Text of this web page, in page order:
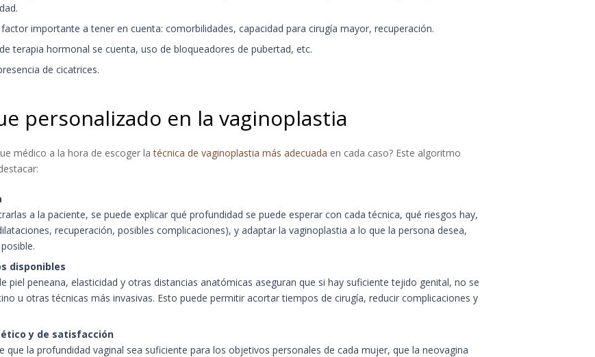
importante a tener en cuenta: comorbilidades, capacidad para cirugía mayor, recuperación.
terapia hormonal se cuenta, uso de bloqueadores de pubertad, etc.
de cicatrices.
personalizado en la vaginoplastia
médico a la hora de escoger latécnica de vaginoplastia más adecuada en cada caso? Este algoritmo
a la paciente, se puede explicar qué profundidad se puede esperar con cada técnica, qué riesgos hay,
recuperación, posibles complicaciones), y adaptar la vaginoplastia a lo que la persona desea,
disponibles
piel peneana, elasticidad y otras distancias anatómicas aseguran que si hay suficiente tejido genital, no se
u otras técnicas más invasivas. Esto puede permitir acortar tiempos de cirugía, reducir complicaciones y
y de satisfacción
la profundidad vaginal sea suficiente para los objetivos personales de cada mujer, que la neovagina